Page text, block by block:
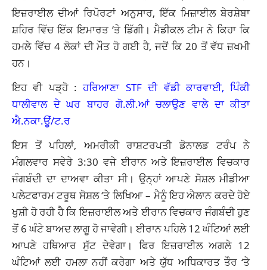
ਇਜ਼ਰਾਈਲ ਦੀਆਂ ਰਿਪੋਰਟਾਂ ਅਨੁਸਾਰ, ਇੱਕ ਮਿਜ਼ਾਈਲ ਬੇਰਸ਼ੇਬਾ
ਸ਼ਹਿਰ ਵਿੱਚ ਇੱਕ ਇਮਾਰਤ ‘ਤੇ ਡਿੱਗੀ। ਮੈਡੀਕਲ ਟੀਮ ਨੇ ਕਿਹਾ ਕਿ
ਹਮਲੇ ਵਿੱਚ 4 ਲੋਕਾਂ ਦੀ ਮੌਤ ਹੋ ਗਈ ਹੈ, ਜਦੋਂ ਕਿ 20 ਤੋਂ ਵੱਧ ਜ਼ਖਮੀ
ਹਨ।
ਇਹ ਵੀ ਪੜ੍ਹੋ :ਹਰਿਆਣਾ STF ਦੀ ਵੱਡੀ ਕਾਰਵਾਈ, ਪਿੰਕੀ
ਧਾਲੀਵਾਲ ਦੇ ਘਰ ਬਾਹਰ ਗੋ.ਲੀ.ਆਂ ਚਲਾਉਣ ਵਾਲੇ ਦਾ ਕੀਤਾ
ਐ.ਨਕਾ.ਊਂ/ਟ.ਰ
ਇਸ ਤੋਂ ਪਹਿਲਾਂ, ਅਮਰੀਕੀ ਰਾਸ਼ਟਰਪਤੀ ਡੋਨਾਲਡ ਟਰੰਪ ਨੇ
ਮੰਗਲਵਾਰ ਸਵੇਰੇ 3:30 ਵਜੇ ਈਰਾਨ ਅਤੇ ਇਜ਼ਰਾਈਲ ਵਿਚਕਾਰ
ਜੰਗਬੰਦੀ ਦਾ ਦਾਅਵਾ ਕੀਤਾ ਸੀ। ਉਨ੍ਹਾਂ ਆਪਣੇ ਸੋਸ਼ਲ ਮੀਡੀਆ
ਪਲੇਟਫਾਰਮ ਟਰੂਥ ਸੋਸ਼ਲ ‘ਤੇ ਲਿਖਿਆ – ਮੈਨੂੰ ਇਹ ਐਲਾਨ ਕਰਦੇ ਹੋਏ
ਖੁਸ਼ੀ ਹੋ ਰਹੀ ਹੈ ਕਿ ਇਜ਼ਰਾਈਲ ਅਤੇ ਈਰਾਨ ਵਿਚਕਾਰ ਜੰਗਬੰਦੀ ਹੁਣ
ਤੋਂ 6 ਘੰਟੇ ਬਾਅਦ ਲਾਗੂ ਹੋ ਜਾਵੇਗੀ। ਈਰਾਨ ਪਹਿਲੇ 12 ਘੰਟਿਆਂ ਲਈ
ਆਪਣੇ ਹਥਿਆਰ ਸੁੱਟ ਦੇਵੇਗਾ। ਫਿਰ ਇਜ਼ਰਾਈਲ ਅਗਲੇ 12
ਘੰਟਿਆਂ ਲਈ ਹਮਲਾ ਨਹੀਂ ਕਰੇਗਾ ਅਤੇ ਯੁੱਧ ਅਧਿਕਾਰਤ ਤੌਰ ‘ਤੇ